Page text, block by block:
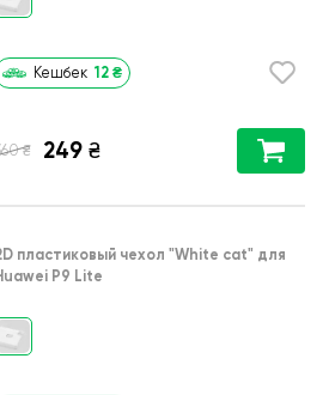
Кешбек 12 ₴
₴ 249 ₴
пластиковый чехол "White cat" для
P9 Lite